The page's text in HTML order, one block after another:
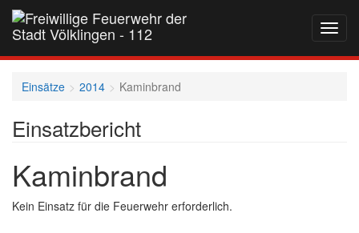
auf-
und
Einsätze 2014 Kaminbrand
Einsatzbericht
Kaminbrand
Kein Einsatz für die Feuerwehr erforderlich.